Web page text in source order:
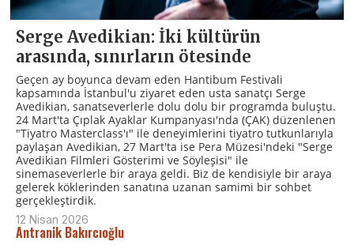
Serge Avedikian: İki kültürün
arasında, sınırların ötesinde
Geçen ay boyunca devam eden Hantibum Festivali
kapsamında İstanbul'u ziyaret eden usta sanatçı Serge
Avedikian, sanatseverlerle dolu dolu bir programda buluştu.
24 Mart'ta Çıplak Ayaklar Kumpanyası'nda (ÇAK) düzenlenen
"Tiyatro Masterclass'ı" ile deneyimlerini tiyatro tutkunlarıyla
paylaşan Avedikian, 27 Mart'ta ise Pera Müzesi'ndeki "Serge
Avedikian Filmleri Gösterimi ve Söyleşisi" ile
sinemaseverlerle bir araya geldi. Biz de kendisiyle bir araya
gelerek köklerinden sanatına uzanan samimi bir sohbet
gerçekleştirdik.
12 Nisan 2026
Antranik Bakırcıoğlu